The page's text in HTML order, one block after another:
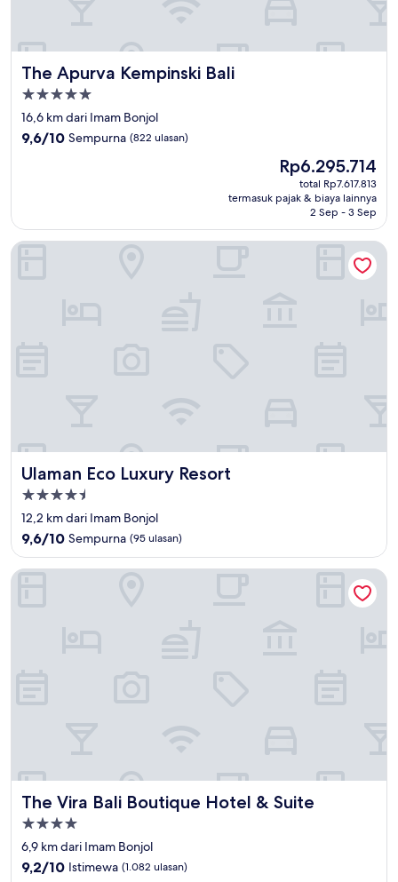
The Apurva Kempinski Bali
The Apurva Kempinski Bali
Properti
bintang
5.0
16,6 km dari Imam Bonjol
9.6
9,6/10 Sempurna (822 ulasan)
Harga
sekarang
Rp6.295.714
Rp6.295.714
total Rp7.617.813
termasuk pajak & biaya lainnya
2 Sep - 3 Sep
Ulaman Eco Luxury Resort
Ulaman Eco Luxury Resort
Properti
bintang
4.5
12,2 km dari Imam Bonjol
9.6
dari
10,
9,6/10 Sempurna (95 ulasan)
Ulaman Eco Luxury Resort
The Vira Bali Boutique Hotel & Suite
The Vira Bali Boutique Hotel & Suite
Properti
bintang
4.0
6,9 km dari Imam Bonjol
9.2
9,2/10 Istimewa (1.082 ulasan)
The Vira Bali Boutique Hotel & Suite